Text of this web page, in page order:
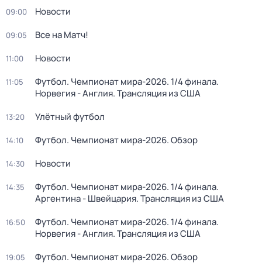
09:00 Новости
09:05 Все на Матч!
11:00 Новости
11:05
Футбол. Чемпионат мира-2026. 1/4 финала.
Норвегия - Англия. Трансляция из США
13:20 Улётный футбол
14:10 Футбол. Чемпионат мира-2026. Обзор
14:30 Новости
14:35
Футбол. Чемпионат мира-2026. 1/4 финала.
Аргентина - Швейцария. Трансляция из США
16:50
Футбол. Чемпионат мира-2026. 1/4 финала.
Норвегия - Англия. Трансляция из США
19:05 Футбол. Чемпионат мира-2026. Обзор